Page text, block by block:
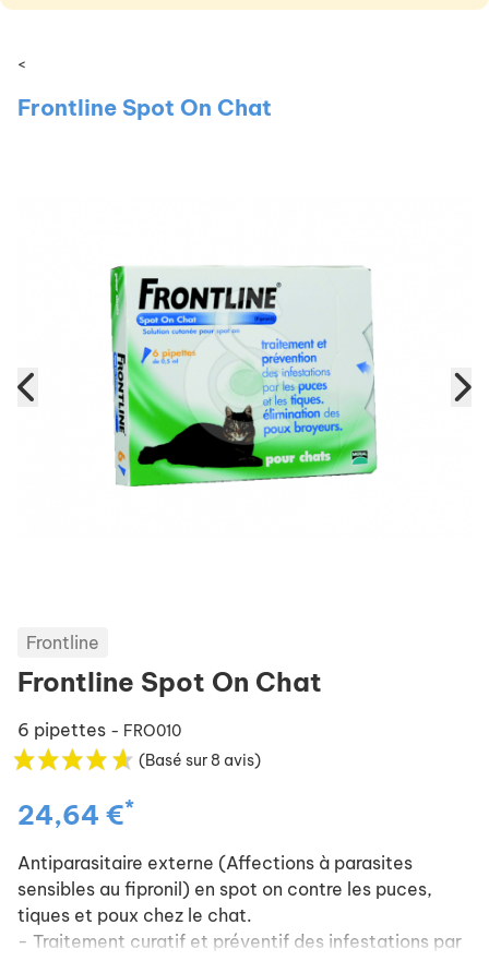
<
Frontline Spot On Chat
Frontline
Frontline Spot On Chat
6 pipettes - FRO010
(Basé sur 8 avis)
24,64 €*
Antiparasitaire externe (Affections à parasites
sensibles au fipronil) en spot on contre les puces,
tiques et poux chez le chat.
- Traitement curatif et préventif des infestations par